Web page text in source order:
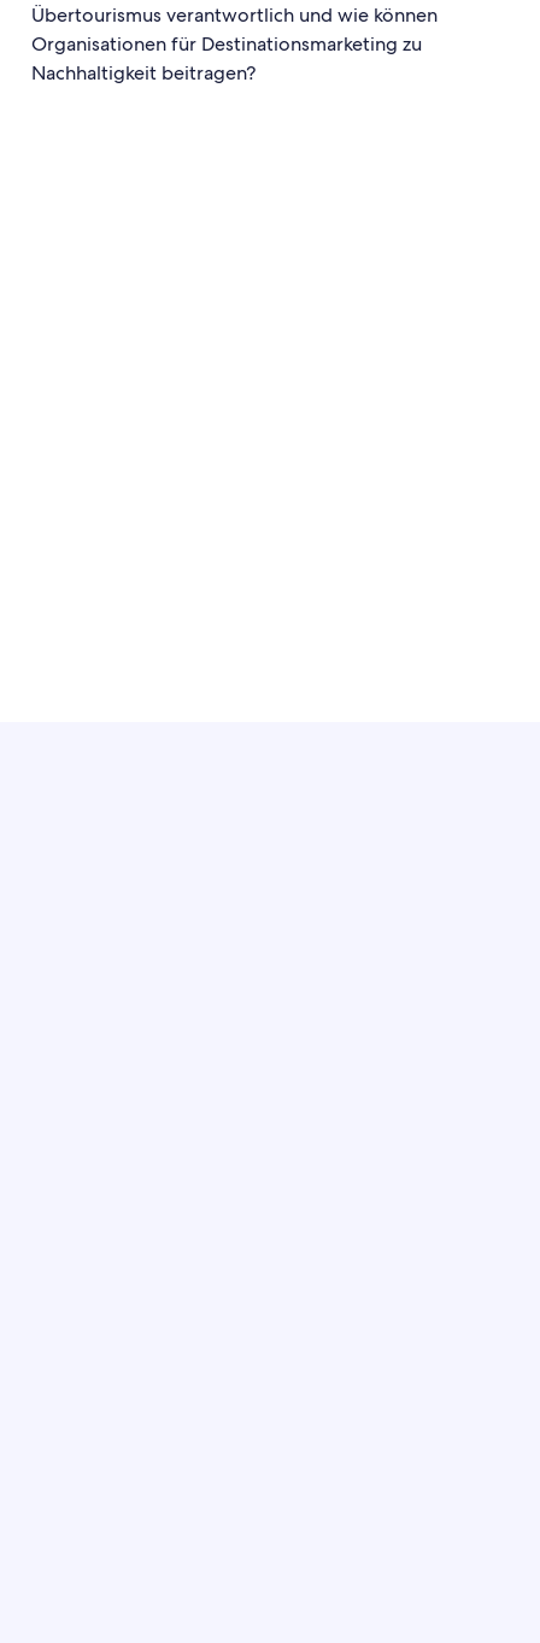
Übertourismus verantwortlich und wie können
Organisationen für Destinationsmarketing zu
Nachhaltigkeit beitragen?